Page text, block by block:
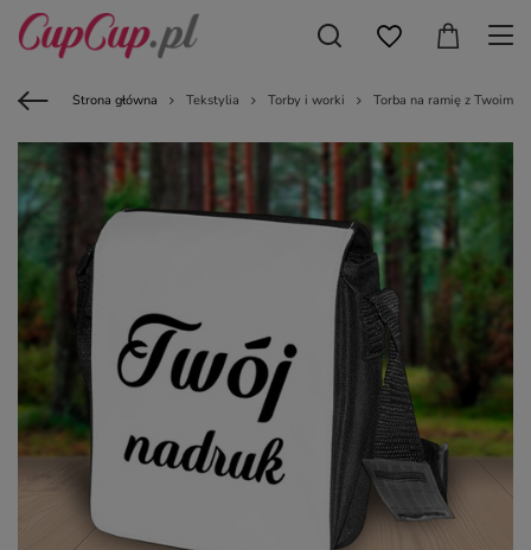
Strona główna Tekstylia Torby i worki Torba na ramię z Twoim